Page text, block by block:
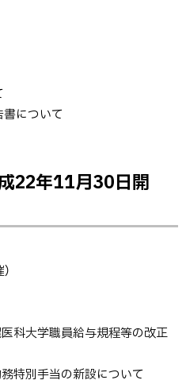
について
22年11月30日開
科大学職員給与規程等の改正
特別手当の新設について